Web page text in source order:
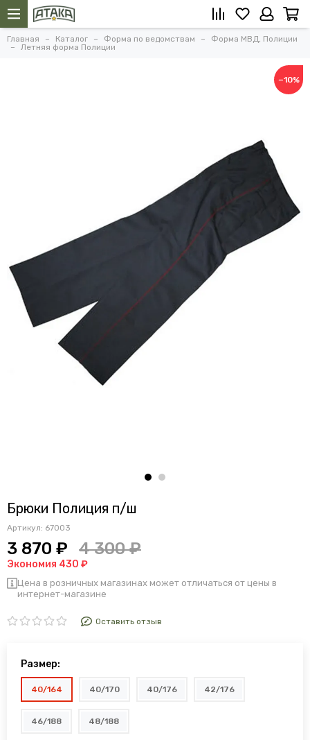
Главная Каталог Форма по ведомствам
Форма МВД, Полиции
Летняя форма Полиции
−10%
Брюки Полиция п/ш
Артикул: 67003
3 870 ₽ 4 300 ₽
Экономия 430 ₽
Цена в розничных магазинах может отличаться от цены в
интернет-магазине
Оставить отзыв
Размер:
40/164 40/170 40/176 42/176
46/188 48/188